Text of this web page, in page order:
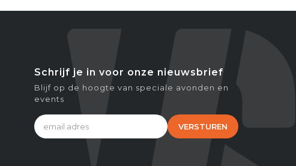
Schrijf je in voor onze nieuwsbrief
Blijf op de hoogte van speciale avonden en
events
VERSTUREN